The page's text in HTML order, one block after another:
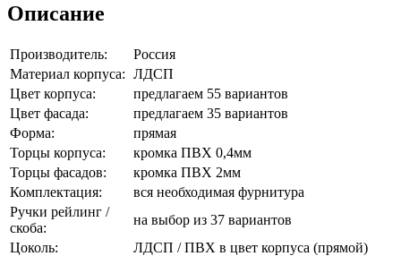
Описание
Производитель:
Россия
Материал корпуса: ЛДСП
Цвет корпуса:
предлагаем 55 вариантов
Цвет фасада:
предлагаем 35 вариантов
Форма:
прямая
Торцы корпуса:
кромка ПВХ 0,4мм
Торцы фасадов:
кромка ПВХ 2мм
Комплектация:
вся необходимая фурнитура
Ручки рейлинг /
скоба:
на выбор из 37 вариантов
Цоколь:
ЛДСП / ПВХ в цвет корпуса (прямой)